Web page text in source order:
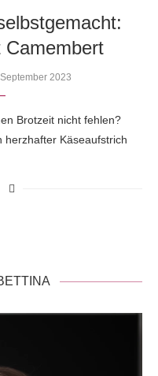
Camembert
2023
Brotzeit nicht fehlen?
herzhafter Käseaufstrich